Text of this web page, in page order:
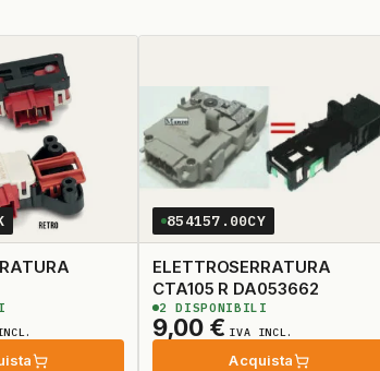
854157.00CY
ELETTROSERRATURA
CTA105 R DA053662
9,00 € IVA INCL.
Acquista
2 DISPONIBILI